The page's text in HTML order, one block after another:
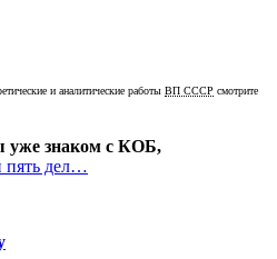
и аналитические работы ВП СССР смотрите
уже знаком с КОБ,
пять дел…